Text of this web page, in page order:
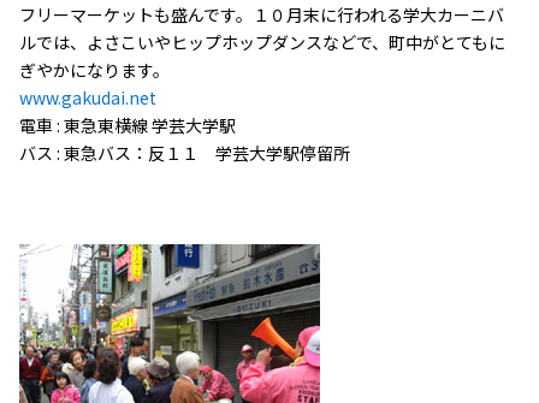
フリーマーケットも盛んです。１０月末に行われる学大カーニバ
ルでは、よさこいやヒップホップダンスなどで、町中がとてもに
ぎやかになります。
www.gakudai.net
電車 : 東急東横線 学芸大学駅
バス : 東急バス：反１１ 学芸大学駅停留所